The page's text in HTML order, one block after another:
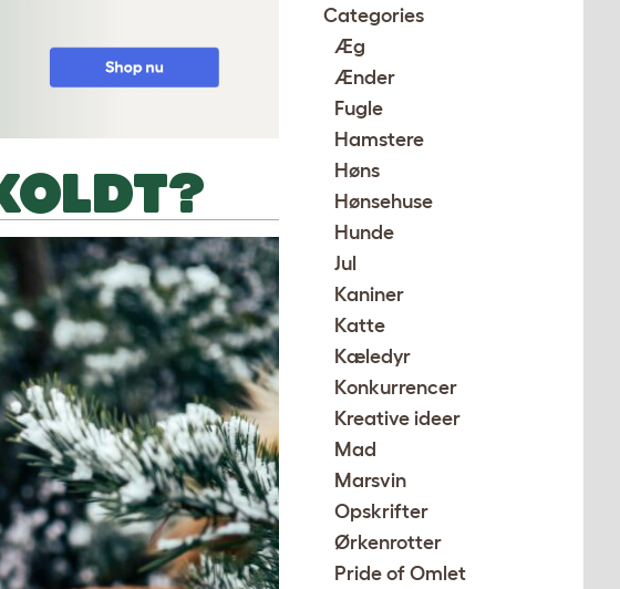
Categories
Æg
Ænder
Fugle
Hamstere
Høns
Hønsehuse
Hunde
Jul
Kaniner
Katte
Kæledyr
Konkurrencer
Kreative ideer
Mad
Marsvin
Opskrifter
Ørkenrotter
Pride of Omlet